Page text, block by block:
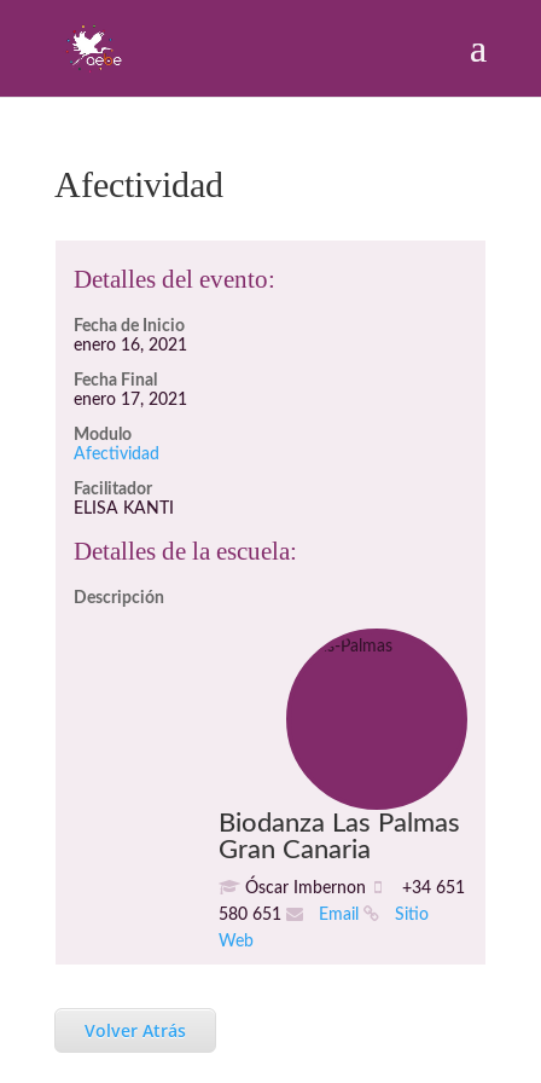
Afectividad
Detalles del evento:
Fecha de Inicio
enero 16, 2021
Fecha Final
enero 17, 2021
Modulo
Afectividad
Facilitador
ELISA KANTI
Detalles de la escuela:
Descripción
Biodanza Las Palmas
Gran Canaria
Óscar Imbernon
+34 651
580 651
Email
Sitio
Web
Volver Atrás